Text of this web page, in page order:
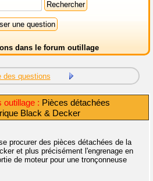
dans le forum outillage
des questions
outillage : Pièces détachées
Black & Decker
procurer des pièces détachées de la
et plus précisément l'engrenage en
de moteur pour une tronçonneuse